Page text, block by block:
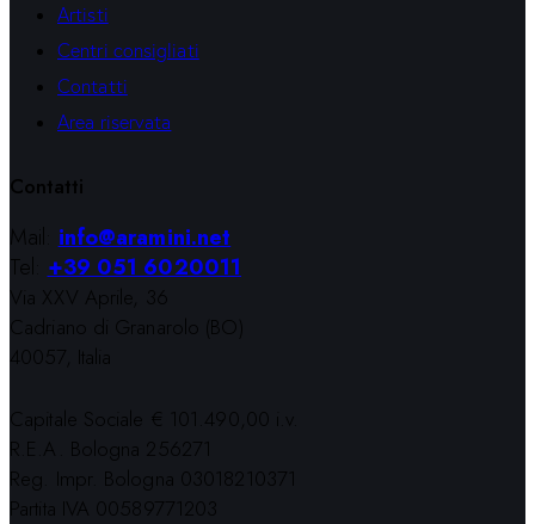
Artisti
Centri consigliati
Contatti
Area riservata
Contatti
Mail: info@aramini.net
Tel: +39 051 6020011
Via XXV Aprile, 36
Cadriano di Granarolo (BO)
40057, Italia
Capitale Sociale € 101.490,00 i.v.
R.E.A. Bologna 256271
Reg. Impr. Bologna 03018210371
Partita IVA 00589771203